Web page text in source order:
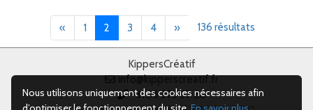
«Précédent
1 2(current)
3 4 »Suivant136 résultats
KippersCréatif
info@kipperscreatif.fr
+31 38 375 67 88
Nous utilisons uniquement des cookies nécessaires afin